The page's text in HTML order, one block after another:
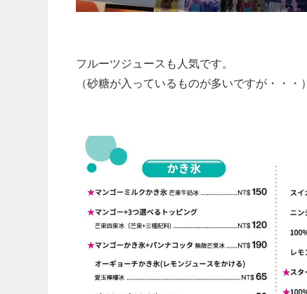
フルーツジュースも人気です。
（砂糖が入っているものが多いですが・・・）